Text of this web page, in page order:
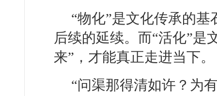
“物化”是文化传承的
后续的延续。而“活化”是
来”，才能真正走进当下。
“问渠那得清如许？为